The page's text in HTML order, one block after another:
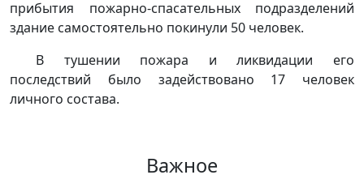
прибытия пожарно-спасательных подразделений
здание самостоятельно покинули 50 человек.
В тушении пожара и ликвидации его
последствий было задействовано 17 человек
личного состава.
Важное